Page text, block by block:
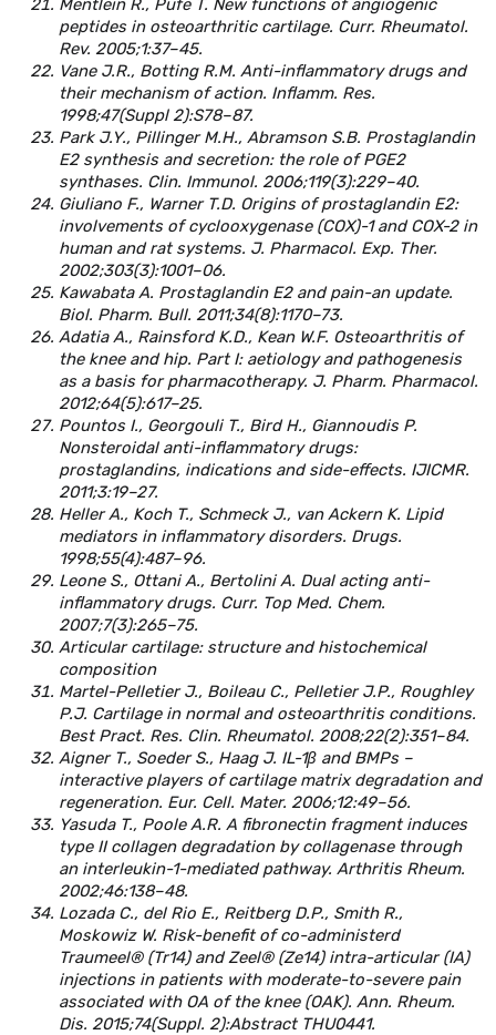
Mentlein R., Pufe T. New functions of angiogenic
peptides in osteoarthritic cartilage. Curr. Rheumatol.
Rev. 2005;1:37–45.
Vane J.R., Botting R.M. Anti-inflammatory drugs and
their mechanism of action. Inflamm. Res.
1998;47(Suppl 2):S78–87.
Park J.Y., Pillinger M.H., Abramson S.B. Prostaglandin
E2 synthesis and secretion: the role of PGE2
synthases. Clin. Immunol. 2006;119(3):229–40.
Giuliano F., Warner T.D. Origins of prostaglandin E2:
involvements of cyclooxygenase (COX)-1 and COX-2 in
human and rat systems. J. Pharmacol. Exp. Ther.
2002;303(3):1001–06.
Kawabata A. Prostaglandin E2 and pain-an update.
Biol. Pharm. Bull. 2011;34(8):1170–73.
Adatia A., Rainsford K.D., Kean W.F. Osteoarthritis of
the knee and hip. Part I: aetiology and pathogenesis
as a basis for pharmacotherapy. J. Pharm. Pharmacol.
2012;64(5):617–25.
Pountos I., Georgouli T., Bird H., Giannoudis P.
Nonsteroidal anti-inflammatory drugs:
prostaglandins, indications and side-effects. IJICMR.
2011;3:19–27.
Heller A., Koch T., Schmeck J., van Ackern K. Lipid
mediators in inflammatory disorders. Drugs.
1998;55(4):487–96.
Leone S., Ottani A., Bertolini A. Dual acting anti-
inflammatory drugs. Curr. Top Med. Chem.
2007;7(3):265–75.
Articular cartilage: structure and histochemical
composition
Martel-Pelletier J., Boileau C., Pelletier J.P., Roughley
P.J. Cartilage in normal and osteoarthritis conditions.
Best Pract. Res. Clin. Rheumatol. 2008;22(2):351–84.
Aigner T., Soeder S., Haag J. IL-1β and BMPs –
interactive players of cartilage matrix degradation and
regeneration. Eur. Cell. Mater. 2006;12:49–56.
Yasuda T., Poole A.R. A fibronectin fragment induces
type II collagen degradation by collagenase through
an interleukin-1-mediated pathway. Arthritis Rheum.
2002;46:138–48.
Lozada C., del Rio E., Reitberg D.P., Smith R.,
Moskowiz W. Risk-benefit of co-administerd
Traumeel® (Tr14) and Zeel® (Ze14) intra-articular (IA)
injections in patients with moderate-to-severe pain
associated with OA of the knee (OAK). Ann. Rheum.
Dis. 2015;74(Suppl. 2):Abstract THU0441.